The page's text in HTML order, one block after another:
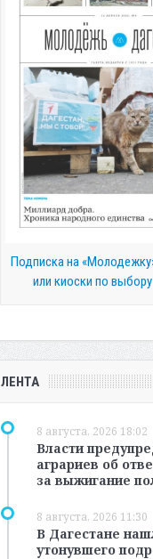
Подписка на
или киоски по выбору
ЛЕНТА
8 августа, 2026 18:02
Власти
аграриев об
за выжигание
8 августа, 2026 11:30
В Дагестане
утонувшего